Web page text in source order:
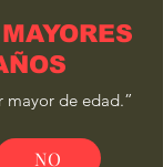
mayor de edad.”
NO